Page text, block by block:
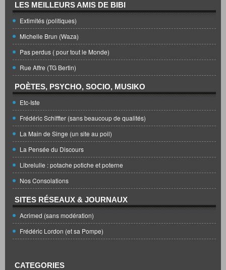
LES MEILLEURS AMIS DE BIBI
Extimités (politiques)
Michelle Brun (Waza)
Pas perdus ( pour tout le Monde)
Rue Affre (TG Bertin)
POÈTES, PSYCHO, SOCIO, MUSIKO
Etc-Iste
Frédéric Schiffter (sans beaucoup de qualités)
La Main de Singe (un site au poil)
La Pensée du Discours
Librelulle : potache potiche et poterne
Nos Consolations
SITES RÉSEAUX & JOURNAUX
Acrimed (sans modération)
Frédéric Lordon (et sa Pompe)
CATEGORIES